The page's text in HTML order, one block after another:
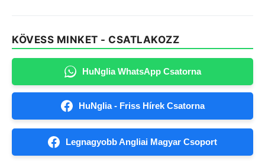
KÖVESS MINKET - CSATLAKOZZ
HuNglia WhatsApp Csatorna
HuNglia - Friss Hírek Csatorna
Legnagyobb Angliai Magyar Csoport